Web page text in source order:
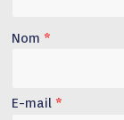
Nom *
E-mail *